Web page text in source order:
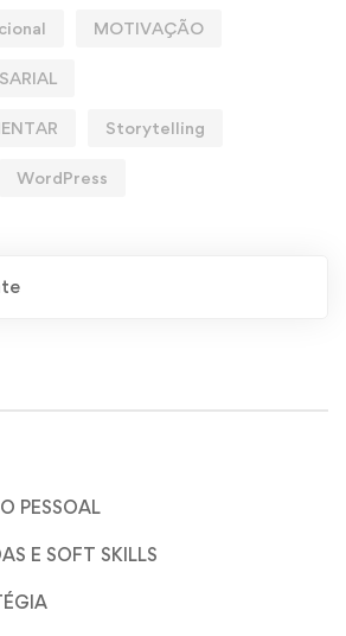
MOTIVAÇÃO
Storytelling
WordPress
PESSOAL
E SOFT SKILLS